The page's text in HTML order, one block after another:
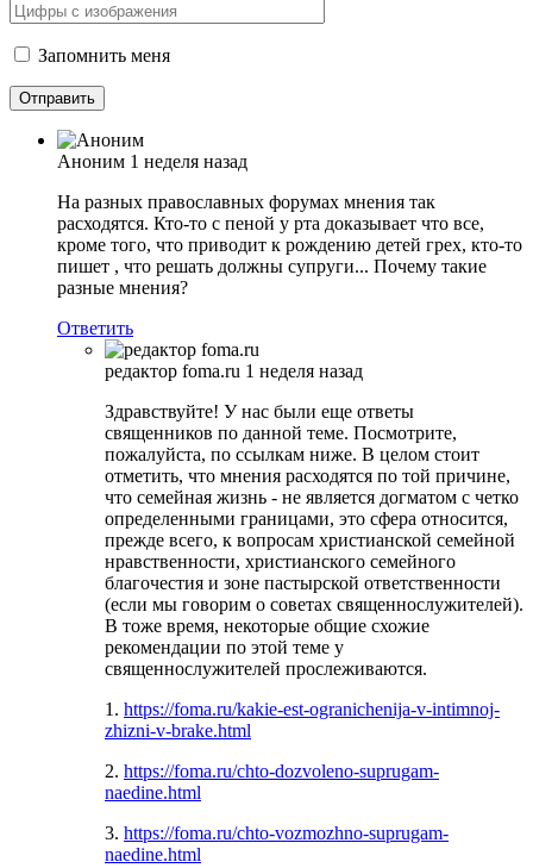
Запомнить меня
Аноним 1 неделя назад
На разных православных форумах мнения так
расходятся. Кто-то с пеной у рта доказывает что все,
кроме того, что приводит к рождению детей грех, кто-то
пишет , что решать должны супруги... Почему такие
разные мнения?
Ответить
редактор foma.ru 1 неделя назад
Здравствуйте! У нас были еще ответы
священников по данной теме. Посмотрите,
пожалуйста, по ссылкам ниже. В целом стоит
отметить, что мнения расходятся по той причине,
что семейная жизнь - не является догматом с четко
определенными границами, это сфера относится,
прежде всего, к вопросам христианской семейной
нравственности, христианского семейного
благочестия и зоне пастырской ответственности
(если мы говорим о советах священнослужителей).
В тоже время, некоторые общие схожие
рекомендации по этой теме у
священнослужителей прослеживаются.
1. https://foma.ru/kakie-est-ogranichenija-v-intimnoj-
zhizni-v-brake.html
2. https://foma.ru/chto-dozvoleno-suprugam-
naedine.html
3. https://foma.ru/chto-vozmozhno-suprugam-
naedine.html